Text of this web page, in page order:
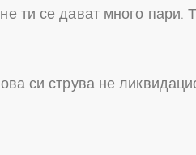
ти се дават много пари.
си струва не